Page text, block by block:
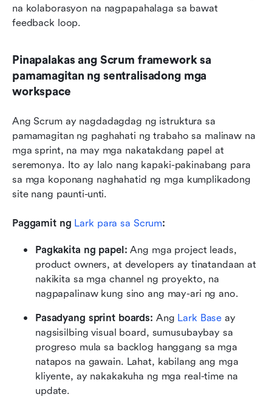
na kolaborasyon na nagpapahalaga sa bawat
feedback loop.
Pinapalakas ang Scrum framework sa
pamamagitan ng sentralisadong mga
workspace
Ang Scrum ay nagdadagdag ng istruktura sa
pamamagitan ng paghahati ng trabaho sa malinaw na
mga sprint, na may mga nakatakdang papel at
seremonya. Ito ay lalo nang kapaki-pakinabang para
sa mga koponang naghahatid ng mga kumplikadong
site nang paunti-unti.
Paggamit ng Lark para sa Scrum:
Pagkakita ng papel: Ang mga project leads,
product owners, at developers ay tinatandaan at
nakikita sa mga channel ng proyekto, na
nagpapalinaw kung sino ang may-ari ng ano.
Pasadyang sprint boards: Ang Lark Base ay
nagsisilbing visual board, sumusubaybay sa
progreso mula sa backlog hanggang sa mga
natapos na gawain. Lahat, kabilang ang mga
kliyente, ay nakakakuha ng mga real-time na
update.